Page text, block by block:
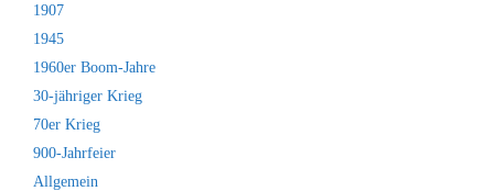
1907
1945
1960er Boom-Jahre
30-jähriger Krieg
70er Krieg
900-Jahrfeier
Allgemein